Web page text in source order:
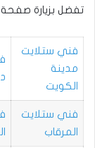
تفضل بزيارة
فني ستلايت
مدينة
الكويت
فني ستلايت
المرقاب